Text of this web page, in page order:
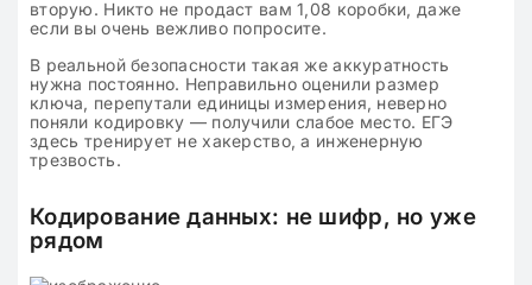
вторую. Никто не продаст вам 1,08 коробки, даже
если вы очень вежливо попросите.
В реальной безопасности такая же аккуратность
нужна постоянно. Неправильно оценили размер
ключа, перепутали единицы измерения, неверно
поняли кодировку — получили слабое место. ЕГЭ
здесь тренирует не хакерство, а инженерную
трезвость.
Кодирование данных: не шифр, но уже
рядом